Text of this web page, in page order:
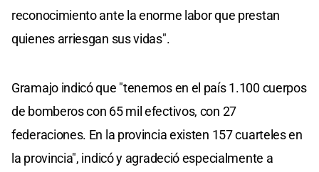
reconocimiento ante la enorme labor que prestan
quienes arriesgan sus vidas".
Gramajo indicó que "tenemos en el país 1.100 cuerpos
de bomberos con 65 mil efectivos, con 27
federaciones. En la provincia existen 157 cuarteles en
la provincia", indicó y agradeció especialmente a